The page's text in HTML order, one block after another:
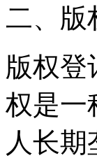
二、版
版权登
权是一
人长